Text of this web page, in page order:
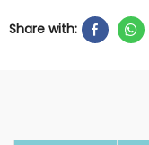
Share with: